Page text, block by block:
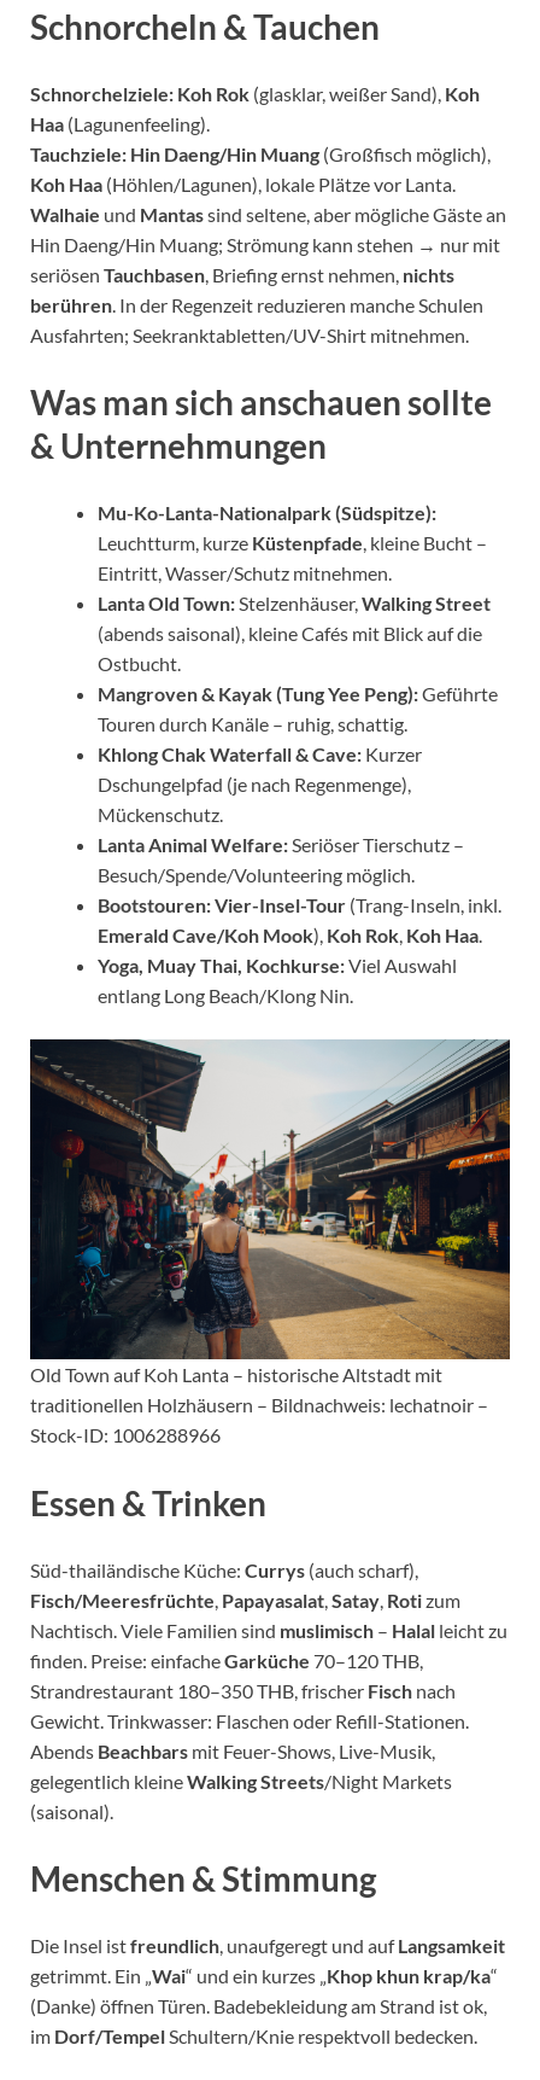
Schnorcheln & Tauchen
Schnorchelziele: Koh Rok (glasklar, weißer Sand), Koh
Haa (Lagunenfeeling).
Tauchziele: Hin Daeng/Hin Muang (Großfisch möglich),
Koh Haa (Höhlen/Lagunen), lokale Plätze vor Lanta.
Walhaie und Mantassind seltene, aber mögliche Gäste an
Hin Daeng/Hin Muang; Strömung kann stehen → nur mit
seriösen Tauchbasen , Briefing ernst nehmen, nichts
berühren . In der Regenzeit reduzieren manche Schulen
Ausfahrten; Seekranktabletten/UV-Shirt mitnehmen.
Was man sich anschauen sollte
& Unternehmungen
Mu-Ko-Lanta-Nationalpark (Südspitze):
Leuchtturm, kurze Küstenpfade, kleine Bucht –
Eintritt, Wasser/Schutz mitnehmen.
Lanta Old Town:Stelzenhäuser,Walking Street
(abends saisonal), kleine Cafés mit Blick auf die
Ostbucht.
Mangroven & Kayak (Tung Yee Peng):Geführte
Touren durch Kanäle – ruhig, schattig.
Khlong Chak Waterfall & Cave: Kurzer
Dschungelpfad (je nach Regenmenge),
Mückenschutz.
Lanta Animal Welfare:Seriöser Tierschutz –
Besuch/Spende/Volunteering möglich.
Bootstouren:Vier-Insel-Tour (Trang-Inseln, inkl.
Emerald Cave/Koh Mook), Koh Rok, Koh Haa.
Yoga, Muay Thai, Kochkurse:Viel Auswahl
entlang Long Beach/Klong Nin.
Old Town auf Koh Lanta – historische Altstadt mit
traditionellen Holzhäusern – Bildnachweis: lechatnoir –
Stock-ID: 1006288966
Essen & Trinken
Süd-thailändische Küche: Currys (auch scharf),
Fisch/Meeresfrüchte Papayasalat Satay Rotizum
Nachtisch. Viele Familien sind muslimisch – Halal leicht zu
finden. Preise: einfacheGarküche 70–120 THB,
Strandrestaurant 180–350 THB, frischer Fisch nach
Gewicht. Trinkwasser: Flaschen oder Refill-Stationen.
Abends Beachbars mit Feuer-Shows, Live-Musik,
gelegentlich kleineWalking Streets/Night Markets
(saisonal).
Menschen & Stimmung
Die Insel istfreundlich, unaufgeregt und aufLangsamkeit
getrimmt. Ein „Wai“ und ein kurzes „Khop khun krap/ka“
(Danke) öffnen Türen. Badebekleidung am Strand ist ok,
im Dorf/TempelSchultern/Knie respektvoll bedecken.